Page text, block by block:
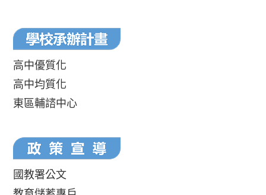
高中優質化
高中均質化
東區輔諮中心
國教署公文